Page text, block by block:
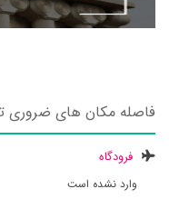
فاصله مکان های ضروری
فرودگاه
وارد نشده است